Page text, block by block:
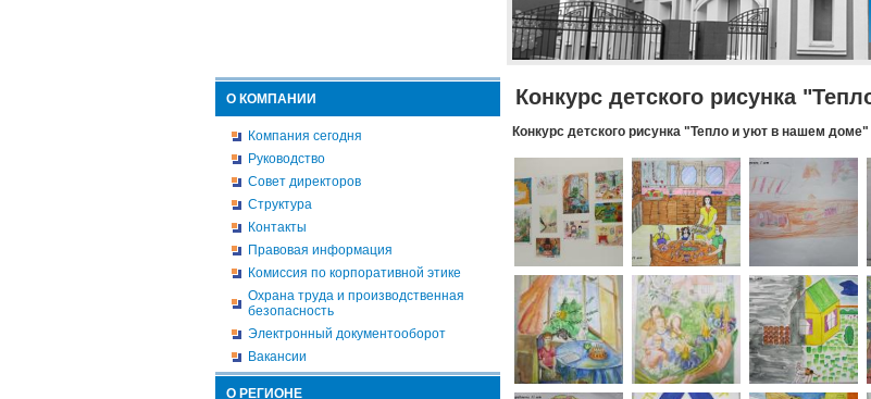
О КОМПАНИИ
Компания сегодня
Руководство
Совет директоров
Структура
Контакты
Правовая информация
Комиссия по корпоративной этике
Охрана труда и производственная
безопасность
Электронный документооборот
Вакансии
О РЕГИОНЕ
Конкурс детского рисунка
Конкурс детского рисунка "Тепло и уют в нашем доме"